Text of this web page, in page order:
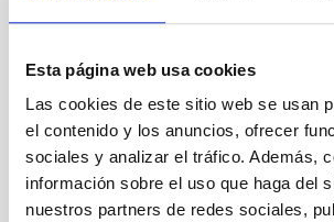
Esta página web usa cookies
Las cookies de este sitio web se usan
el contenido y los anuncios, ofrecer
sociales y analizar el tráfico. Además,
información sobre el uso que haga del
nuestros partners de redes sociales,
reconocimiento a su labor divulgadora en la
de Madrid 2024.
Como miembro de la plantilla de la
en el STScl pertenecía a la división de
ha sido responsable del tiempo de director
asignación de tiempo entre otras